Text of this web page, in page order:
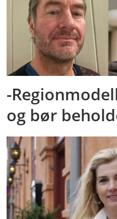
-
og bør